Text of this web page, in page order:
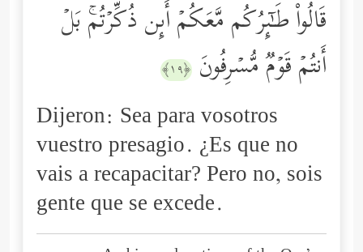
قَالُواْ طَـٰۤىِٕرُكُم مَّعَكُمۡ أَىِٕن ذُكِّرۡتُمۚ بَلۡ
أَنتُمۡ قَوۡمࣱ مُّسۡرِفُونَ ﴿١٩﴾
Dijeron: Sea para vosotros
vuestro presagio. ¿Es que no
vais a recapacitar? Pero no, sois
gente que se excede.